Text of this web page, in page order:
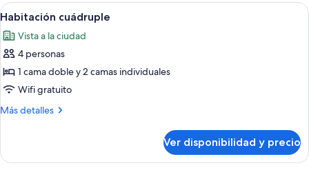
Ver
todas
las
fotos
de
Habitación
cuádruple
Caja de seguridad en la habitación y
19
Habitación cuádruple
Vista a la ciudad
4 personas
1 cama doble y 2 camas individuales
Wifi gratuito
Más detalles
Más
cuádruple
Ver disponibilidad y precio